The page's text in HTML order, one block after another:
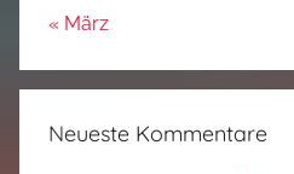
« März
Neueste Kommentare